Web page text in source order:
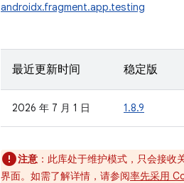
androidx.fragment.app.testing
最近更新时间 稳定版
2026 年 7 月 1 日 1.8.9
注意 ：此库处于维护模式，只会接
界面。如需了解详情，请参阅率先采用